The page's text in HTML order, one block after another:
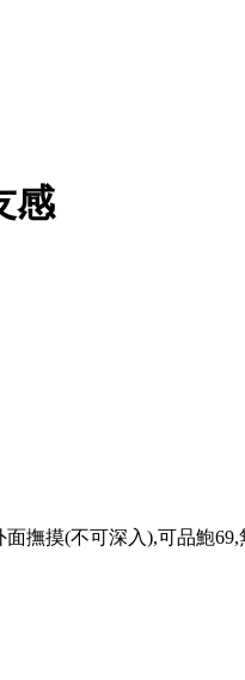
感
撫摸(不可深入),可品鮑